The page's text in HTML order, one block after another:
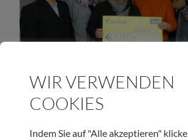
Hospizteam Mieminger Plateau
3.000,– Euro aus Mötz
Hospizteam Mieminger Plateau
WIR VERWENDEN
COOKIES
Indem Sie auf "Alle akzeptieren"